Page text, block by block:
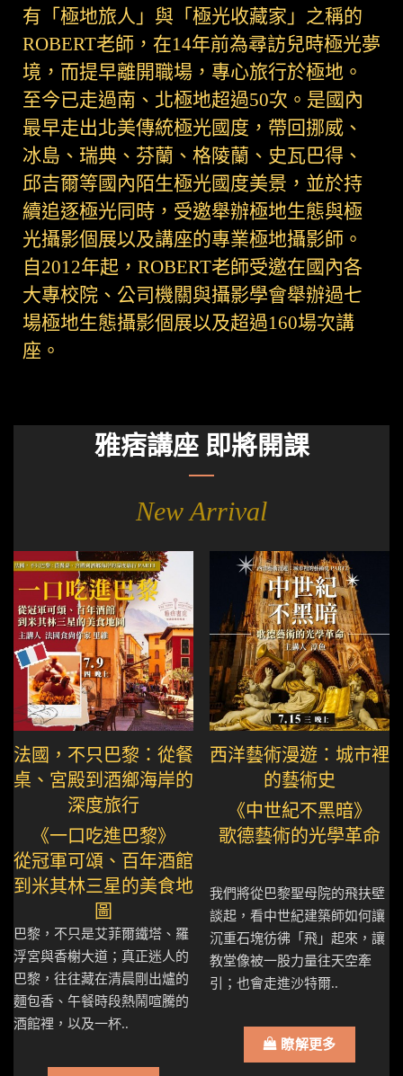
有「極地旅人」與「極光收藏家」之稱的
ROBERT老師，在14年前為尋訪兒時極光夢
境，而提早離開職場，專心旅行於極地。
至今已走過南、北極地超過50次。是國內
最早走出北美傳統極光國度，帶回挪威、
冰島、瑞典、芬蘭、格陵蘭、史瓦巴得、
邱吉爾等國內陌生極光國度美景，並於持
續追逐極光同時，受邀舉辦極地生態與極
光攝影個展以及講座的專業極地攝影師。
自2012年起，ROBERT老師受邀在國內各
大專校院、公司機關與攝影學會舉辦過七
場極地生態攝影個展以及超過160場次講
座。
雅痞講座 即將開課
New Arrival
法國，不只巴黎：從餐
桌、宮殿到酒鄉海岸的
深度旅行
《一口吃進巴黎》
從冠軍可頌、百年酒館
到米其林三星的美食地
圖
巴黎，不只是艾菲爾鐵塔、羅
浮宮與香榭大道；真正迷人的
巴黎，往往藏在清晨剛出爐的
麵包香、午餐時段熱鬧喧騰的
酒館裡，以及一杯..
西洋藝術漫遊：城市裡
的藝術史
《中世紀不黑暗》
歌德藝術的光學革命
我們將從巴黎聖母院的飛扶壁
談起，看中世紀建築師如何讓
沉重石塊彷彿「飛」起來，讓
教堂像被一股力量往天空牽
引；也會走進沙特爾..
瞭解更多